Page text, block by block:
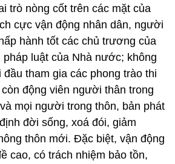
trò nòng cốt trên các mặt của
cực vận động nhân dân, người
hành tốt các chủ trương của
luật của Nhà nước; không
tham gia các phong trào thi
động viên người thân trong
mọi người trong thôn, bản phát
đời sống, xoá đói, giảm
thôn mới. Đặc biệt, vận động
cao, có trách nhiệm bảo tồn,